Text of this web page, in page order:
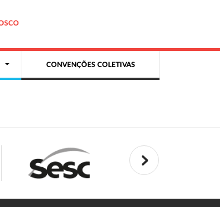
CONVENÇÕES COLETIVAS